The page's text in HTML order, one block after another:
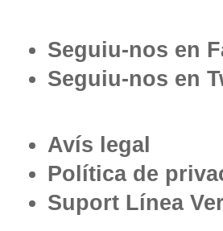
Seguiu-nos en
Seguiu-nos en
Avís legal
Política de
Suport Línea